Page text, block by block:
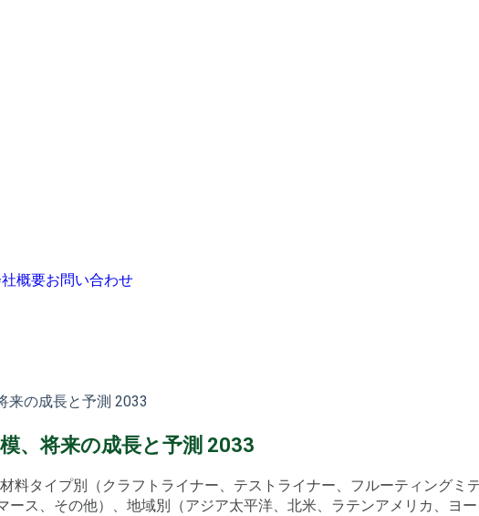
概要お問い合わせ
来の成長と予測 2033
、将来の成長と予測 2033
料タイプ別（クラフトライナー、テストライナー、フルーティングミ
ース、その他）、地域別（アジア太平洋、北米、ラテンアメリカ、ヨ